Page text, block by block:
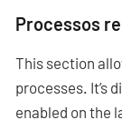
Processos
This section
processes. It’s
enabled on the